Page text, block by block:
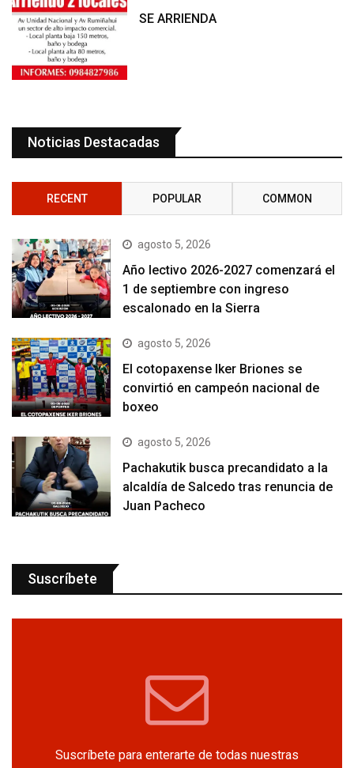
SE ARRIENDA
Noticias Destacadas
RECENT POPULAR COMMON
agosto 5, 2026
Año lectivo 2026-2027 comenzará el
1 de septiembre con ingreso
escalonado en la Sierra
agosto 5, 2026
El cotopaxense Iker Briones se
convirtió en campeón nacional de
boxeo
agosto 5, 2026
Pachakutik busca precandidato a la
alcaldía de Salcedo tras renuncia de
Juan Pacheco
Suscríbete
Suscríbete para enterarte de todas nuestras